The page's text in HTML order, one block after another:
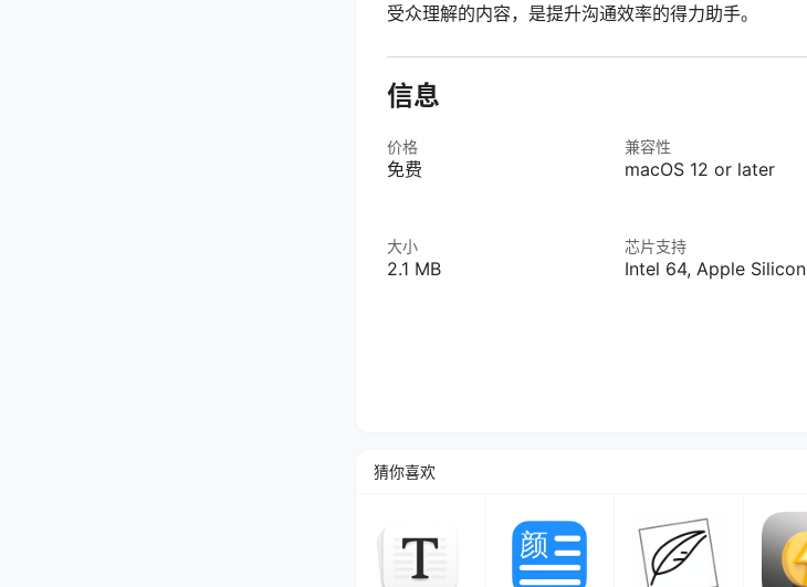
受众理解的内容，是提升沟通效率的得力助手。
信息
价格
免费
大小
2.1 MB
兼容性
macOS 12 or later
芯片支持
Intel 64, Apple Silicon
猜你喜欢